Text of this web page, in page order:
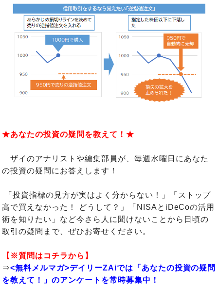
★あなたの投資の疑問を教えて！★
ザイのアナリストや編集部員が、毎週水曜日にあなた
の投資の疑問にお答えします！
「投資指標の見方が実はよく分からない！」「ストップ
高で買えなかった！ どうして？」「NISAとiDeCoの活用
術を知りたい」など今さら人に聞けないことから日頃の
取引の疑問まで、ぜひお寄せください。
【※質問はコチラから】
⇒<無料メルマガ>デイリーZAiでは「あなたの投資の疑問
を教えて！」のアンケートを常時募集中！